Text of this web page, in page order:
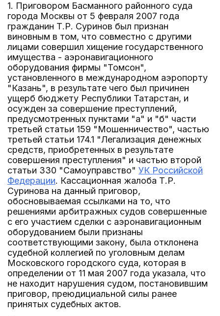
1. Приговором Басманного районного суда
города Москвы от 5 февраля 2007 года
гражданин Т.Р. Суринов был признан
виновным в том, что совместно с другими
лицами совершил хищение государственного
имущества - аэронавигационного
оборудования фирмы "Томсон",
установленного в международном аэропорту
"Казань", в результате чего был причинен
ущерб бюджету Республики Татарстан, и
осужден за совершение преступлений,
предусмотренных пунктами "а" и "б" части
третьей статьи 159 "Мошенничество", частью
третьей статьи 174.1 "Легализация денежных
средств, приобретенных в результате
совершения преступления" и частью второй
статьи 330 "Самоуправство" УК Российской
Федерации. Кассационная жалоба Т.Р.
Суринова на данный приговор,
обосновываемая ссылками на то, что
решениями арбитражных судов совершенные
с его участием сделки с аэронавигационным
оборудованием были признаны
соответствующими закону, была отклонена
судебной коллегией по уголовным делам
Московского городского суда, которая в
определении от 11 мая 2007 года указала, что
не находит нарушения судом, постановившим
приговор, преюдициальной силы ранее
принятых судебных актов.